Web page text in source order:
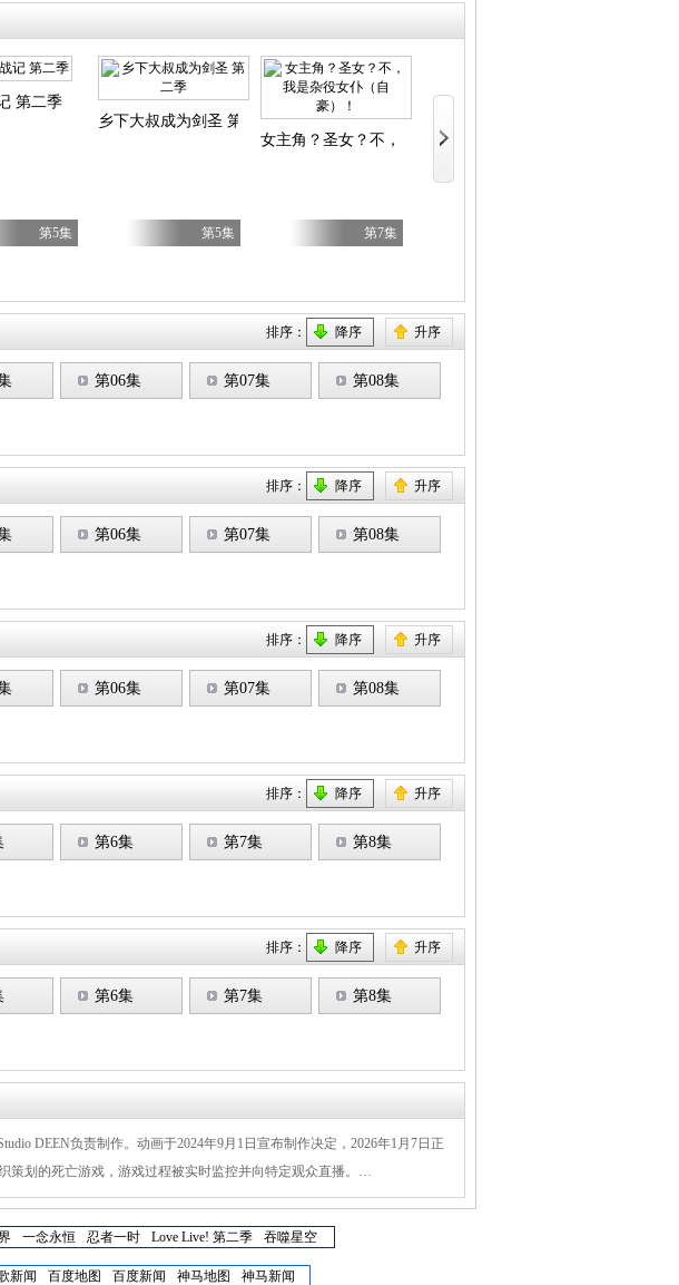
第二季
第5集
乡下大叔成为剑圣 第二季
第5集
女主角？圣女？不，我是杂役女仆（自豪）！
第7集
排序： 降序 升序
第06集 第07集 第08集
排序： 降序 升序
第06集 第07集 第08集
排序： 降序 升序
第06集 第07集 第08集
排序： 降序 升序
第6集 第7集 第8集
排序： 降序 升序
第6集 第7集 第8集
DEEN负责制作。动画于2024年9月1日宣布制作决定，2026年1月7日正
策划的死亡游戏，游戏过程被实时监控并向特定观众直播。…
一念永恒 忍者一时 Love Live! 第二季 吞噬星空
新闻 百度地图 百度新闻 神马地图 神马新闻